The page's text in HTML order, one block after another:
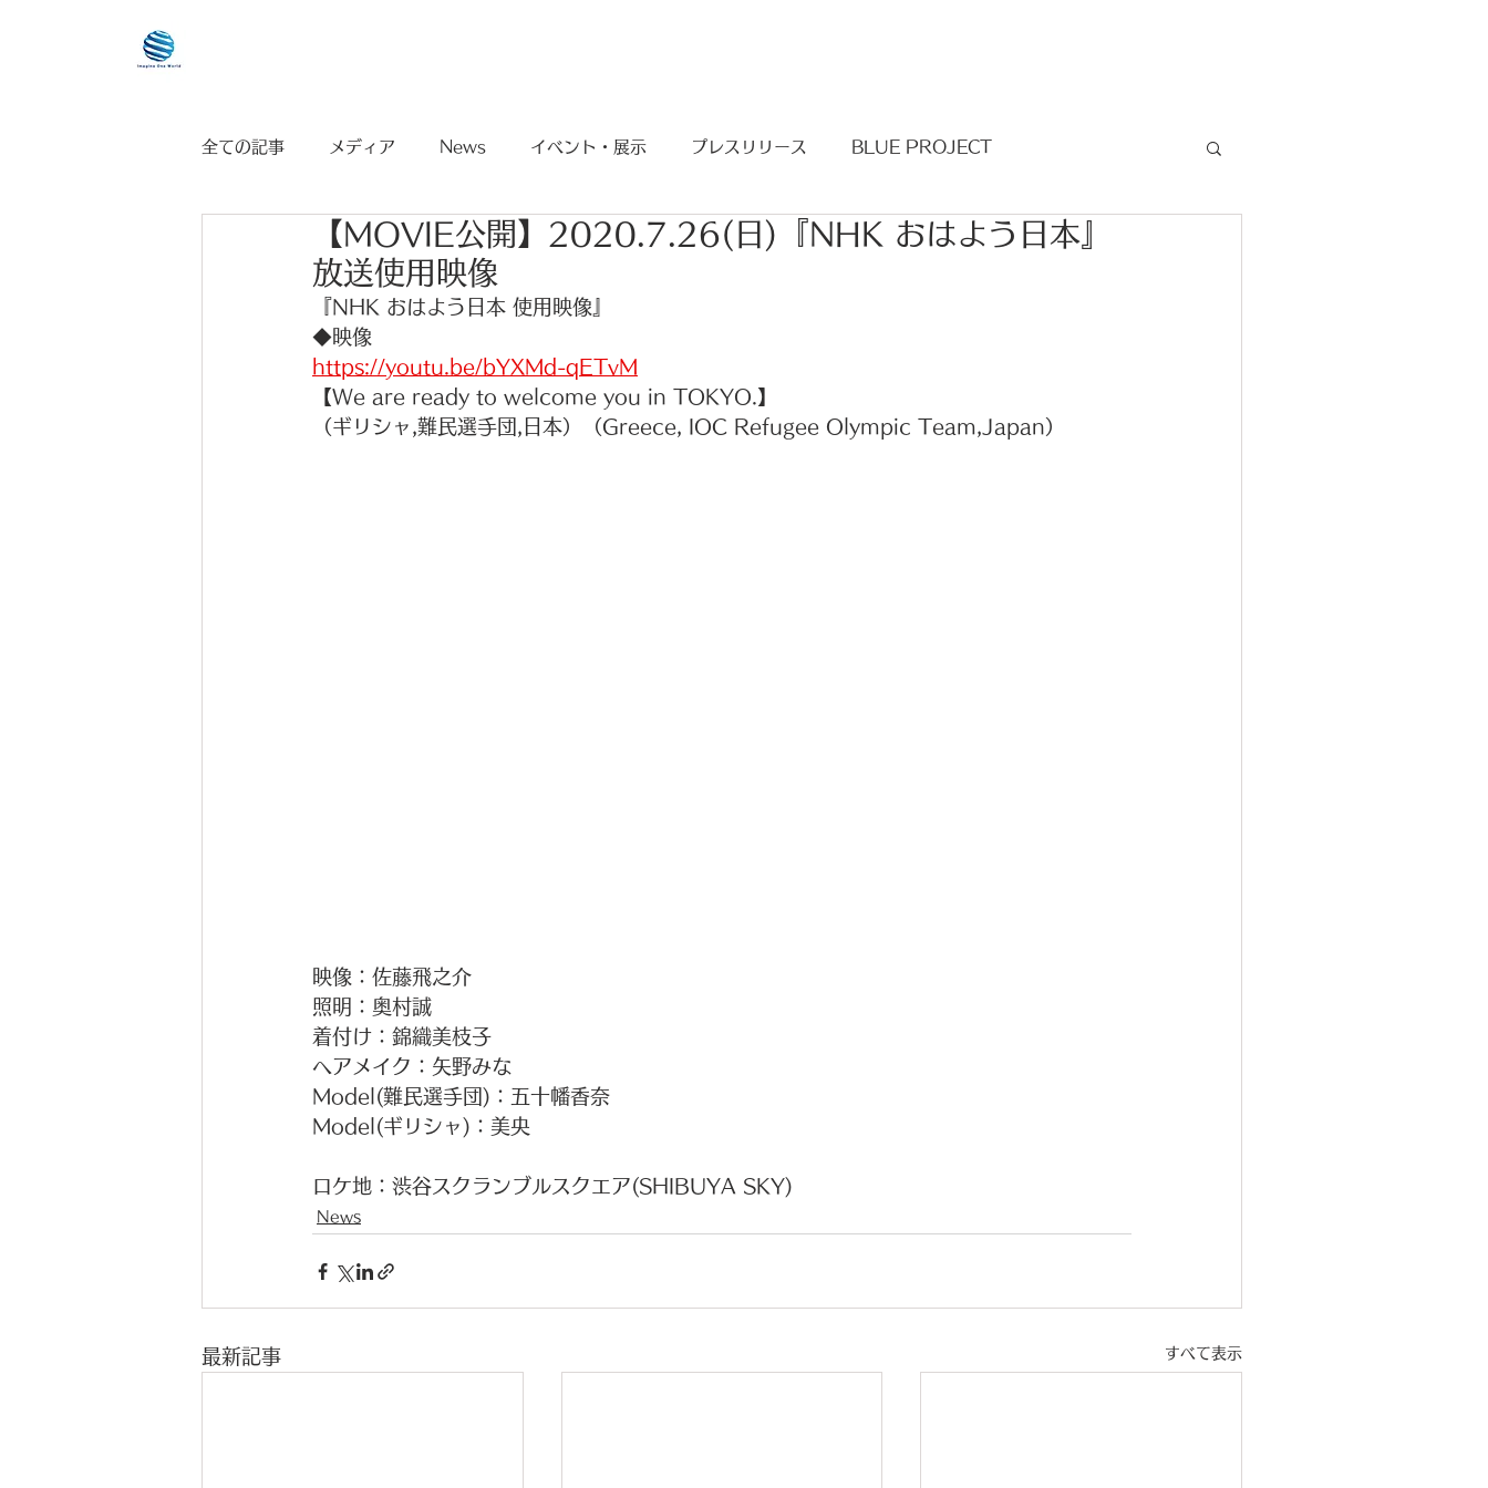
全ての記事 メディア News イベント・展示 プレスリリース BLUE PROJECT
【MOVIE公開】2020.7.26(日)『NHK おはよう日本』
放送使用映像
『NHK おはよう日本 使用映像
◆映像
https://youtu.be/bYXMd-qETvM
【We are ready to welcome you in TOKYO.】
（ギリシャ,難民選手団,日本）（Greece, IOC Refugee Olympic Team,Japan）
映像：佐藤飛之介
照明：奥村誠
着付け：錦織美枝子
ヘアメイク：矢野みな
Model(難民選手団)：五十幡香奈
Model(ギリシャ)：美央
ロケ地：渋谷スクランブルスクエア(SHIBUYA SKY)
News
最新記事 すべて表示